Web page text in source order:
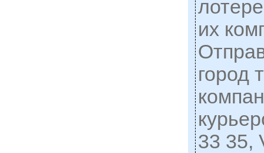
их
город
33 35,